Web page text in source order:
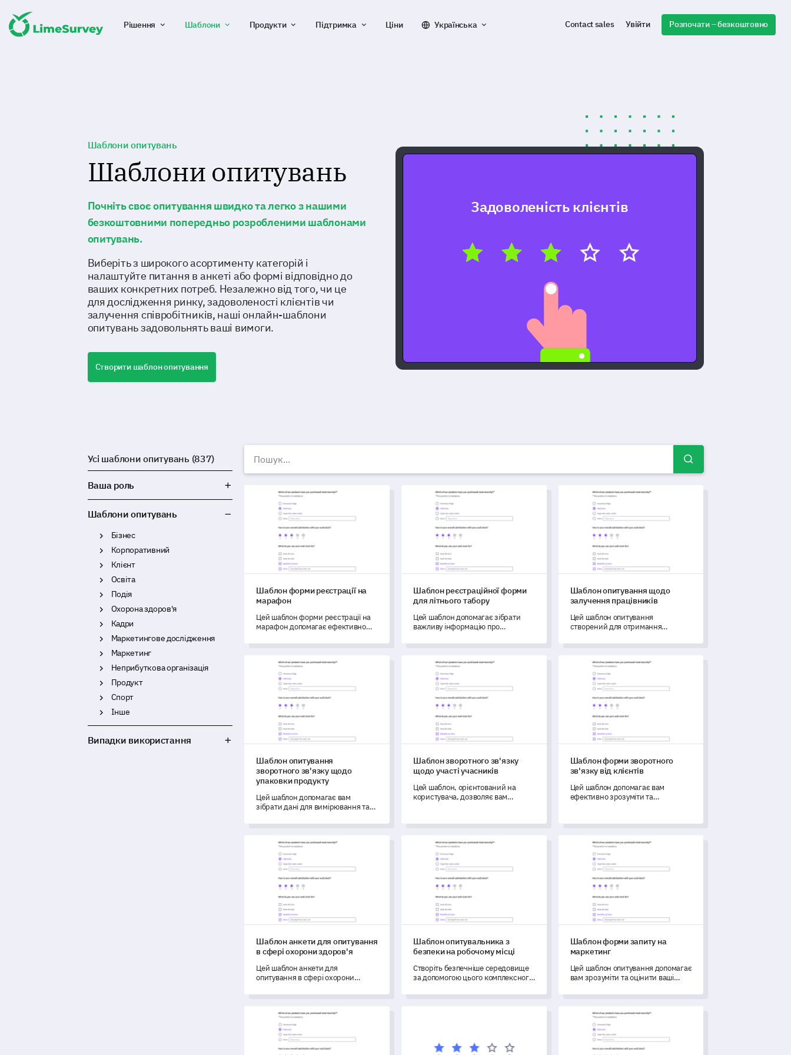
Рішення Шаблони Продукти Підтримка Ціни Українська Contact sales Увійти Розпочати – безкоштовно
Шаблони опитувань
Шаблони опитувань
Почніть своє опитування швидко та легко з нашими
безкоштовними попередньо розробленими шаблонами
опитувань.
Виберіть з широкого асортименту категорій і
налаштуйте питання в анкеті або формі відповідно до
ваших конкретних потреб. Незалежно від того, чи це
для дослідження ринку, задоволеності клієнтів чи
залучення співробітників, наші онлайн-шаблони
опитувань задовольнять ваші вимоги.
Створити шаблон опитування
Задоволеність клієнтів
Безкоштовні шаблони опитувань — Приклади та
Шаблон форми реєстрації на марафон
Шаблон форми реєстрації на
марафон
Цей шаблон форми реєстрації на
марафон допомагає ефективно
учасників, що покращує досвід у
Шаблон реєстраційної форми для літнього табору
Шаблон реєстраційної форми
для літнього табору
Цей шаблон допомагає зібрати
важливу інформацію про
створення персоналізованого
Шаблон опитування щодо залучення працівників
Шаблон опитування щодо
залучення працівників
Цей шаблон опитування
створений для отримання
вимірювання залучення
Шаблон опитування зворотного зв'язку щодо упаковки продукту
Шаблон опитування
зворотного зв'язку щодо
упаковки продукту
Цей шаблон допомагає вам
зібрати дані для вимірювання та
щодо упаковки продукту.
Шаблон зворотного зв'язку щодо участі учасників
Шаблон зворотного зв'язку
щодо участі учасників
Цей шаблон, орієнтований на
користувача, дозволяє вам
Шаблон форми зворотного зв'язку від клієнтів
Шаблон форми зворотного
зв'язку від клієнтів
Цей шаблон допомагає вам
ефективно зрозуміти та
Шаблон анкети для опитування в сфері охорони здоров'я
Шаблон анкети для опитування
в сфері охорони здоров'я
Цей шаблон анкети для
опитування в сфері охорони
дані та інформацію про досвід та
Шаблон опитувальника з безпеки на робочому місці
Шаблон опитувальника з
безпеки на робочому місці
Створіть безпечніше середовище
за допомогою цього комплексного
на робочому місці.
Шаблон форми запиту на маркетинг
Шаблон форми запиту на
маркетинг
Цей шаблон опитування допомагає
вам зрозуміти та оцінити ваші
виклики та інструменти.
Шаблон опитування для спорту Шаблон форми для збору інформації про клієнтаШаблон для зворотного зв'язку про продукт
Усі шаблони опитувань (837)
Ваша роль
Шаблони опитувань
Бізнес
Корпоративний
Клієнт
Освіта
Подія
Охорона здоров'я
Кадри
Маркетингове дослідження
Маркетинг
Неприбуткова організація
Продукт
Спорт
Інше
Випадки використання